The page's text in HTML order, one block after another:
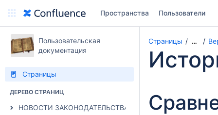
Пространства Пользователи
Пользовательская
документация
Страницы
ДЕРЕВО СТРАНИЦ
НОВОСТИ ЗАКОНОДАТЕЛЬСТВА
Страницы …